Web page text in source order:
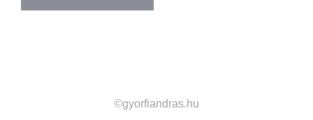
©gyorfiandras.hu